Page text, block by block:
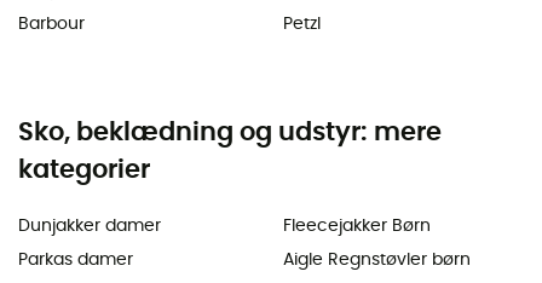
Barbour
Petzl
Sko, beklædning og udstyr: mere
kategorier
Dunjakker damer
Parkas damer
Fleecejakker Børn
Aigle Regnstøvler børn